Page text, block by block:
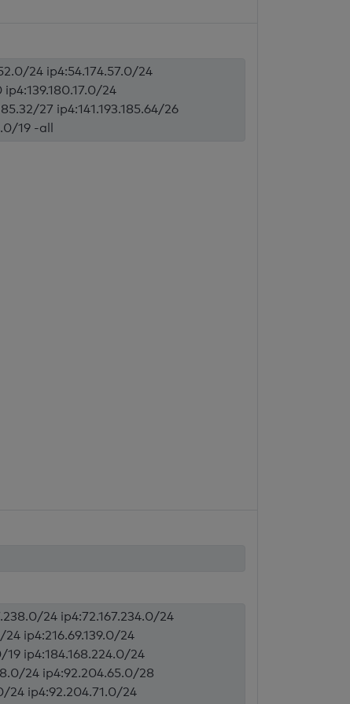
24 ip4:54.174.57.0/24
24
27 ip4:141.193.185.64/26
19 -all
24 ip4:72.167.234.0/24
ip4:216.69.139.0/24
ip4:184.168.224.0/24
24 ip4:92.204.65.0/28
24 ip4:92.204.71.0/24